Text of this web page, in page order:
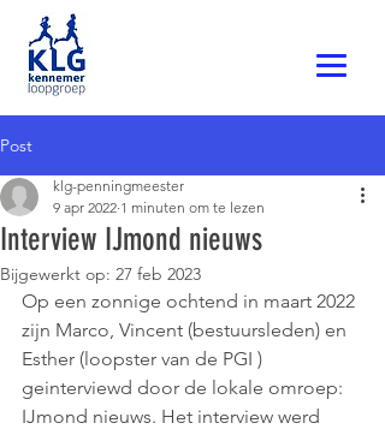
Post
Interview IJmond nieuws
klg-penningmeester
9 apr 2022 1 minuten om te lezen
Bijgewerkt op: 27 feb 2023
Op een zonnige ochtend in maart 2022
zijn Marco, Vincent (bestuursleden) en
Esther (loopster van de PGI )
geinterviewd door de lokale omroep:
IJmond nieuws. Het interview werd